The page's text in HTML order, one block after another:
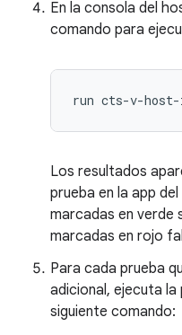
En la consola del
comando para
run
Los resultados
prueba en la app
marcadas en verde
marcadas en rojo
Para cada prueba
adicional, ejecuta
siguiente comando: